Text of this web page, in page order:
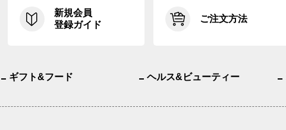
新規会員
登録ガイド
ご注文方法
ギフト&フード ヘルス&ビューティー